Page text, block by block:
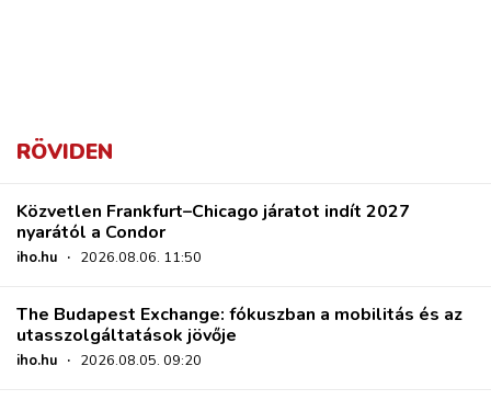
RÖVIDEN
Közvetlen Frankfurt–Chicago járatot indít 2027
nyarától a Condor
iho.hu · 2026.08.06. 11:50
The Budapest Exchange: fókuszban a mobilitás és az
utasszolgáltatások jövője
iho.hu · 2026.08.05. 09:20